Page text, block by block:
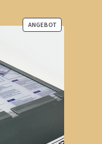
ANGEBOT
PRODUKT